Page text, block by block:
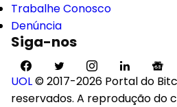
Trabalhe Conosco
Denúncia
Siga-nos
UOL© 2017-2026 Portal do
reservados. A reprodução do